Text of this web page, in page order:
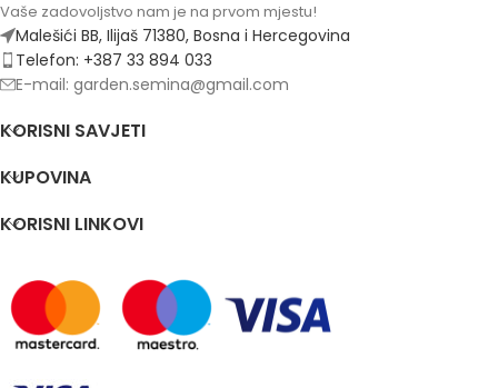
Vaše zadovoljstvo nam je na prvom mjestu!
Malešići BB, Ilijaš 71380, Bosna i Hercegovina
Telefon: +387 33 894 033
E-mail: garden.semina@gmail.com
KORISNI SAVJETI
KUPOVINA
KORISNI LINKOVI